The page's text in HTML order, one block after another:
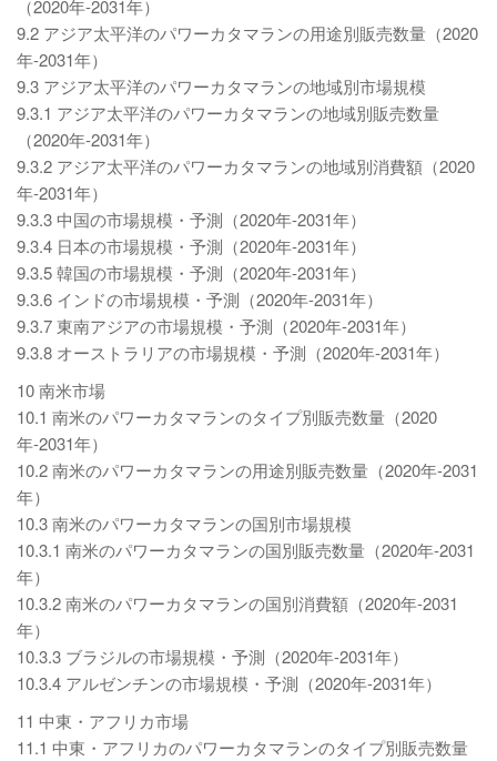
（2020年-2031年）
9.2 アジア太平洋のパワーカタマランの用途別販売数量（2020
年-2031年）
9.3 アジア太平洋のパワーカタマランの地域別市場規模
9.3.1 アジア太平洋のパワーカタマランの地域別販売数量
（2020年-2031年）
9.3.2 アジア太平洋のパワーカタマランの地域別消費額（2020
年-2031年）
9.3.3 中国の市場規模・予測（2020年-2031年）
9.3.4 日本の市場規模・予測（2020年-2031年）
9.3.5 韓国の市場規模・予測（2020年-2031年）
9.3.6 インドの市場規模・予測（2020年-2031年）
9.3.7 東南アジアの市場規模・予測（2020年-2031年）
9.3.8 オーストラリアの市場規模・予測（2020年-2031年）
10 南米市場
10.1 南米のパワーカタマランのタイプ別販売数量（2020
年-2031年）
10.2 南米のパワーカタマランの用途別販売数量（2020年-2031
年）
10.3 南米のパワーカタマランの国別市場規模
10.3.1 南米のパワーカタマランの国別販売数量（2020年-2031
年）
10.3.2 南米のパワーカタマランの国別消費額（2020年-2031
年）
10.3.3 ブラジルの市場規模・予測（2020年-2031年）
10.3.4 アルゼンチンの市場規模・予測（2020年-2031年）
11 中東・アフリカ市場
11.1 中東・アフリカのパワーカタマランのタイプ別販売数量